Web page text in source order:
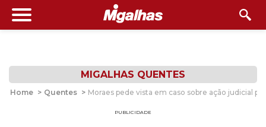
MIGALHAS QUENTES
Home > Quentes > Moraes pede vista em caso sobre ação judicial
PUBLICIDADE